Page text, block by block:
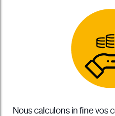
Nous calculons in fine vos